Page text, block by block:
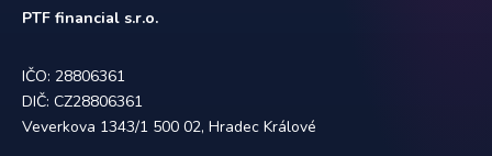
PTF financial s.r.o.
IČO: 28806361
DIČ: CZ28806361
Veverkova 1343/1 500 02, Hradec Králové